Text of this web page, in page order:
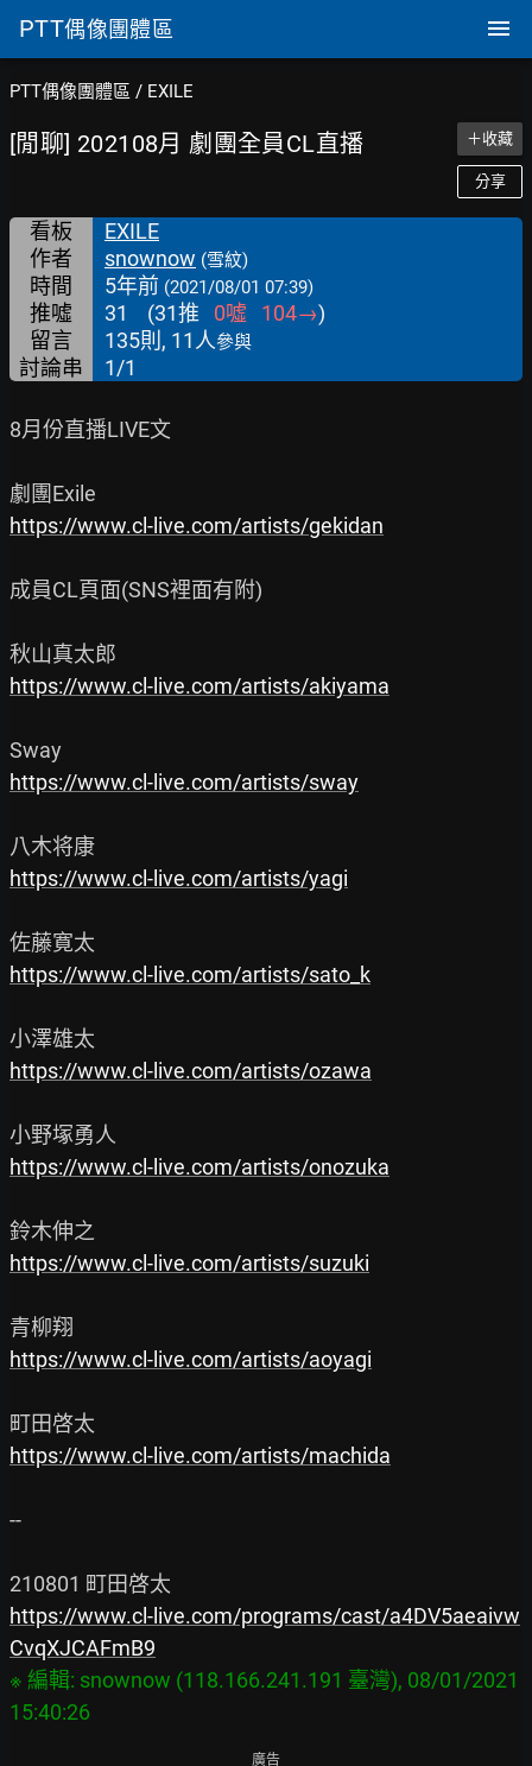
PTT偶像團體區
PTT偶像團體區 / EXILE
[閒聊] 202108月 劇團全員CL直播 ＋收藏
分享
看板
EXILE
作者
snownow (雪紋)
時間 5年前 (2021/08/01 07:39)
推噓 31 (31推 0噓 104→)
留言
135則, 11人參與
討論串 1/1
8月份直播LIVE文
https://www.cl-live.com/artists/gekidan
成員CL頁面(SNS裡面有附)
https://www.cl-live.com/artists/akiyama
https://www.cl-live.com/artists/sway
https://www.cl-live.com/artists/yagi
https://www.cl-live.com/artists/sato_k
https://www.cl-live.com/artists/ozawa
https://www.cl-live.com/artists/onozuka
https://www.cl-live.com/artists/suzuki
https://www.cl-live.com/artists/aoyagi
https://www.cl-live.com/artists/machida
--
https://www.cl-live.com/programs/cast/a4DV5aeaivw
CvqXJCAFmB9
※ 編輯: snownow (118.166.241.191 臺灣), 08/01/2021
廣告